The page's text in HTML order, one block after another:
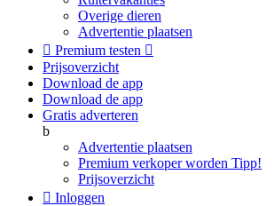
Overige dieren
Advertentie plaatsen
 Premium testen 
Prijsoverzicht
Download de app
Download de app
Gratis adverteren
b
Advertentie plaatsen
Premium verkoper worden Tipp!
Prijsoverzicht
 Inloggen